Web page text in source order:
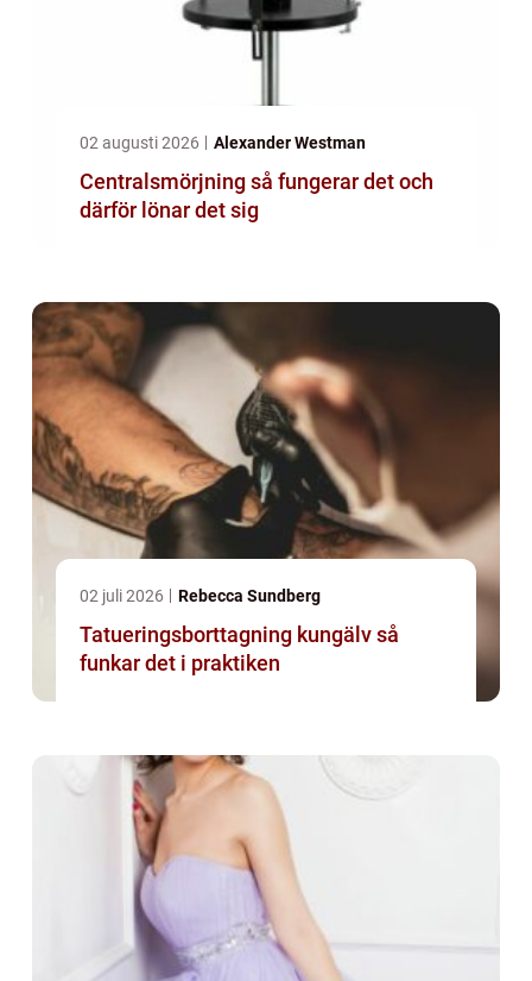
02 augusti 2026 Alexander Westman
Centralsmörjning så fungerar det och
därför lönar det sig
02 juli 2026 Rebecca Sundberg
Tatueringsborttagning kungälv så
funkar det i praktiken